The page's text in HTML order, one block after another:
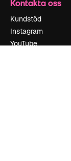
Kontakta oss
Kundstöd
Instagram
YouTube